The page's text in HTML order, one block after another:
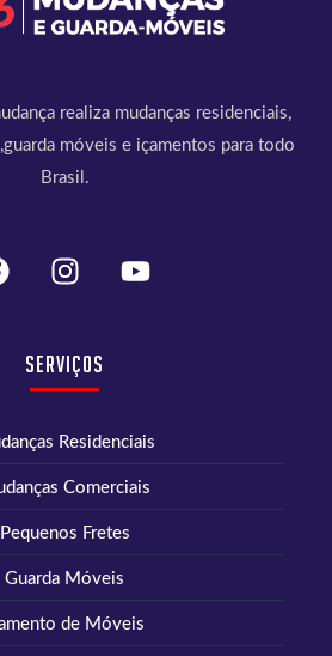
realiza mudanças residenciais,
móveis e içamentos para todo
Brasil.
Serviços
Residenciais
Comerciais
Pequenos Fretes
Guarda Móveis
de Móveis